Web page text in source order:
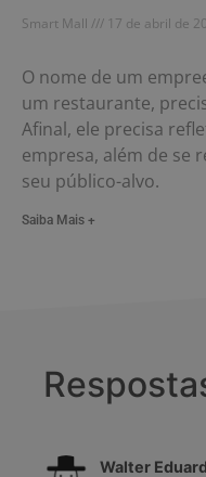
Smart Mall 17 de abril de
O nome de um
um restaurante,
Afinal, ele precisa
empresa, além de se
seu público-alvo.
Saiba Mais +
Walter